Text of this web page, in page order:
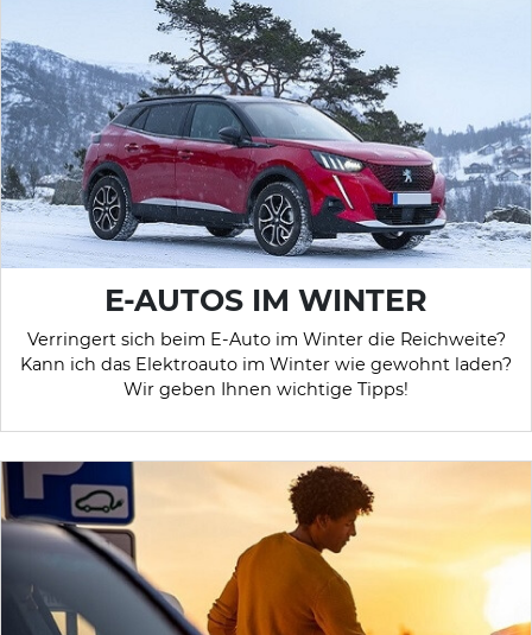
E-AUTOS IM WINTER
Verringert sich beim E-Auto im Winter die Reichweite?
Kann ich das Elektroauto im Winter wie gewohnt laden?
Wir geben Ihnen wichtige Tipps!